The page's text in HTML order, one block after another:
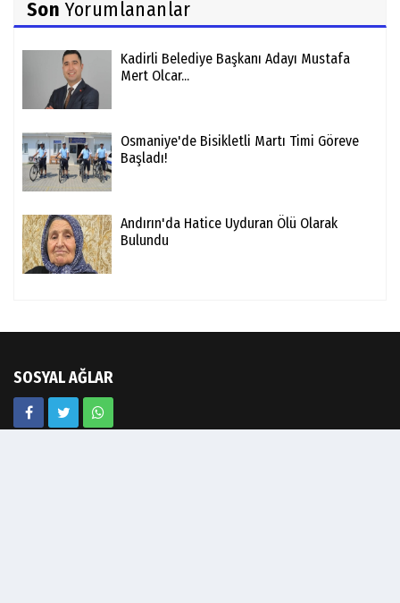
Son Yorumlananlar
Kadirli Belediye Başkanı Adayı Mustafa
Mert Olcar...
Osmaniye'de Bisikletli Martı Timi Göreve
Başladı!
Andırın'da Hatice Uyduran Ölü Olarak
Bulundu
SOSYAL AĞLAR